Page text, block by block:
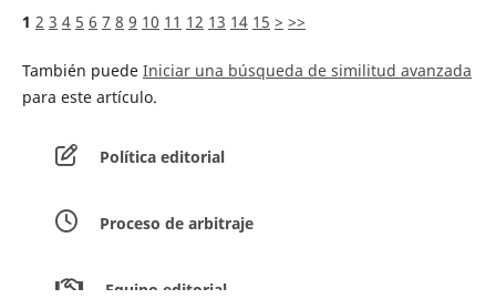
1 2 3 4 5 6 7 8 9 10 11 12 13 14 15 > >>
También puede Iniciar una búsqueda de similitud avanzada
para este artículo.
Política editorial
Proceso de arbitraje
Equipo editorial